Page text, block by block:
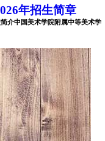
年招生简章
介中国美术学院附属中等美术学